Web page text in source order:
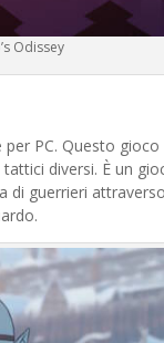
Odissey
PC. Questo
diversi. È un
guerrieri